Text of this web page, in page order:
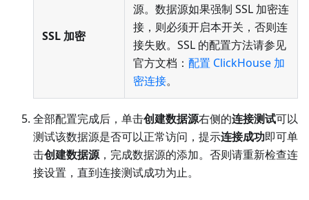
SSL 加密
源。数据源如果强制 SSL 加密连
接，则必须开启本开关，否则连
接失败。SSL 的配置方法请参见
官方文档： 配置 ClickHouse 加
密连接。
全部配置完成后，单击创建数据源右侧的连接测试可以
测试该数据源是否可以正常访问，提示连接成功即可单
击创建数据源，完成数据源的添加。否则请重新检查连
接设置，直到连接测试成功为止。